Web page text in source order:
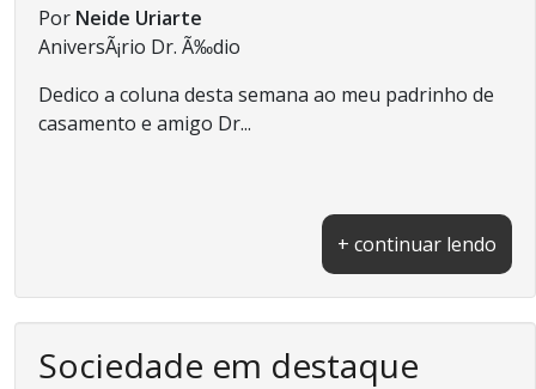
Por Neide Uriarte
AniversÃ¡rio Dr. Ã‰dio
Dedico a coluna desta semana ao meu padrinho de
casamento e amigo Dr...
+ continuar lendo
Sociedade em destaque